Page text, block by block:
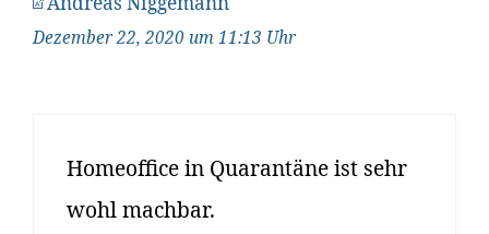
Dezember 22, 2020 um 11:13 Uhr
Homeoffice in Quarantäne ist sehr
wohl machbar.